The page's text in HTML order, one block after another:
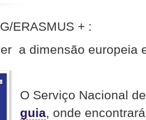
ERASMUS + :
a dimensão europeia
O Serviço Nacional
guia, onde